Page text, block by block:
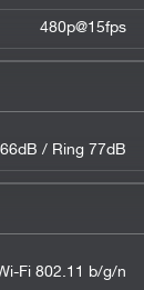
480p@15fps
/ Ring 77dB
Fi 802.11 b/g/n